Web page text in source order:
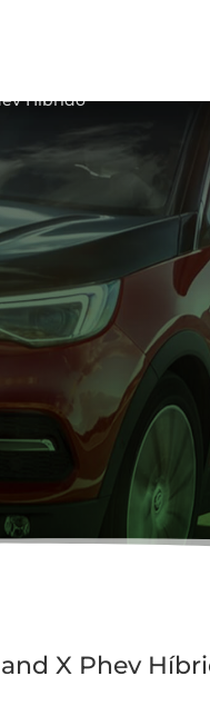
Híbrido
X Phev